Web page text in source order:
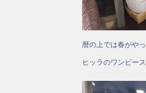
暦の上では春がや
ヒッラのワンピー